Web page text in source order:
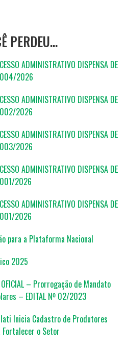
PERDEU…
ADMINISTRATIVO DISPENSA DE
004/2026
ADMINISTRATIVO DISPENSA DE
002/2026
ADMINISTRATIVO DISPENSA DE
003/2026
ADMINISTRATIVO DISPENSA DE
001/2026
ADMINISTRATIVO DISPENSA DE
001/2026
para a Plataforma Nacional
2025
OFICIAL – Prorrogação de Mandato
– EDITAL Nº 02/2023
Inicia Cadastro de Produtores
o Setor